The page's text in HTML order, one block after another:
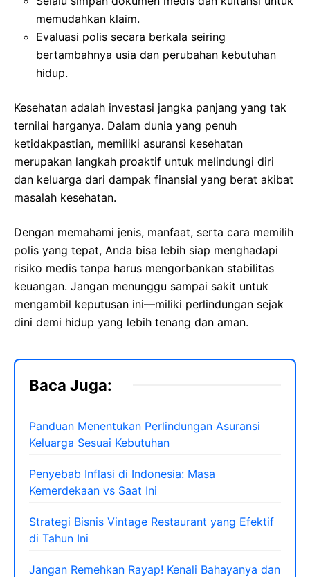
memudahkan klaim.
Evaluasi polis secara berkala seiring
bertambahnya usia dan perubahan kebutuhan
hidup.
Kesehatan adalah investasi jangka panjang yang tak
ternilai harganya. Dalam dunia yang penuh
ketidakpastian, memiliki asuransi kesehatan
merupakan langkah proaktif untuk melindungi diri
dan keluarga dari dampak finansial yang berat akibat
masalah kesehatan.
Dengan memahami jenis, manfaat, serta cara memilih
polis yang tepat, Anda bisa lebih siap menghadapi
risiko medis tanpa harus mengorbankan stabilitas
keuangan. Jangan menunggu sampai sakit untuk
mengambil keputusan ini—miliki perlindungan sejak
dini demi hidup yang lebih tenang dan aman.
Baca Juga:
Panduan Menentukan Perlindungan Asuransi
Keluarga Sesuai Kebutuhan
Penyebab Inflasi di Indonesia: Masa
Kemerdekaan vs Saat Ini
Strategi Bisnis Vintage Restaurant yang Efektif
di Tahun Ini
Jangan Remehkan Rayap! Kenali Bahayanya dan